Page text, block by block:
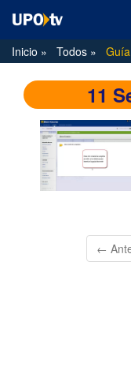
Inicio
Todos
11
←